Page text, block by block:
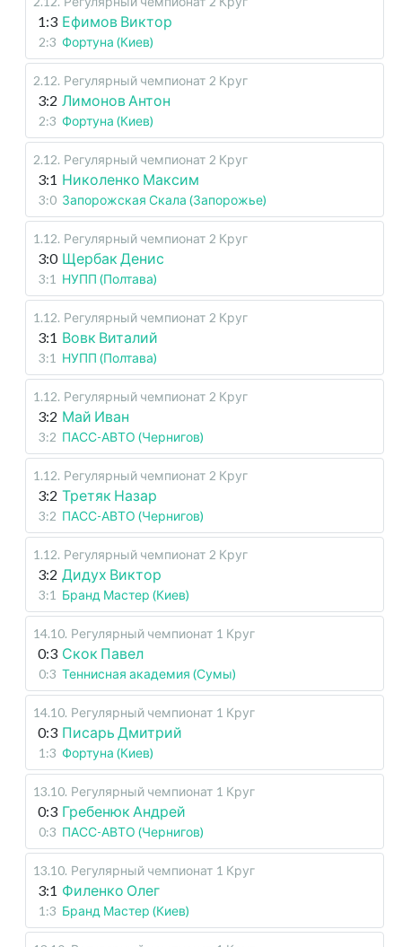
1:3 Ефимов Виктор
2:3 Фортуна (Киев)
2.12. Регулярный чемпионат 2 Круг
3:2 Лимонов Антон
2:3 Фортуна (Киев)
2.12. Регулярный чемпионат 2 Круг
3:1 Николенко Максим
3:0 Запорожская Скала (Запорожье)
1.12. Регулярный чемпионат 2 Круг
3:0 Щербак Денис
3:1 НУПП (Полтава)
1.12. Регулярный чемпионат 2 Круг
3:1 Вовк Виталий
3:1 НУПП (Полтава)
1.12. Регулярный чемпионат 2 Круг
3:2 Май Иван
3:2 ПАСС-АВТО (Чернигов)
1.12. Регулярный чемпионат 2 Круг
3:2 Третяк Назар
3:2 ПАСС-АВТО (Чернигов)
1.12. Регулярный чемпионат 2 Круг
3:2 Дидух Виктор
3:1 Бранд Мастер (Киев)
14.10. Регулярный чемпионат 1 Круг
0:3 Скок Павел
0:3 Теннисная академия (Сумы)
14.10. Регулярный чемпионат 1 Круг
0:3 Писарь Дмитрий
1:3 Фортуна (Киев)
13.10. Регулярный чемпионат 1 Круг
0:3 Гребенюк Андрей
0:3 ПАСС-АВТО (Чернигов)
13.10. Регулярный чемпионат 1 Круг
3:1 Филенко Олег
1:3 Бранд Мастер (Киев)